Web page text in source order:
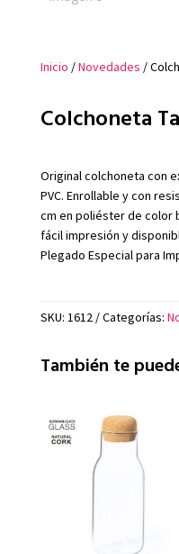
Inicio /Novedades /
Colchoneta
Original colchoneta con
PVC. Enrollable y con
cm en poliéster de color
fácil impresión y
Plegado Especial para
SKU: 1612 Categorías:
También te